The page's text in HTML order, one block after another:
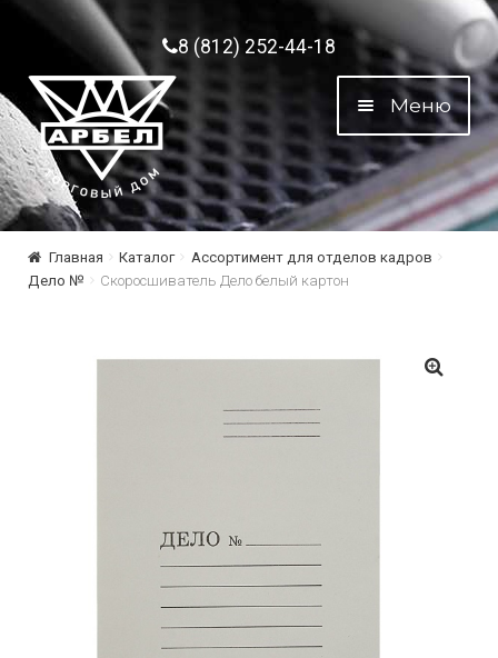
Перейти к навигации
Перейти к содержимому8 (812) 252-44-18
Меню
Главная Каталог
Ассортимент для отделов кадров
Дело №
Скоросшиватель Дело белый картон